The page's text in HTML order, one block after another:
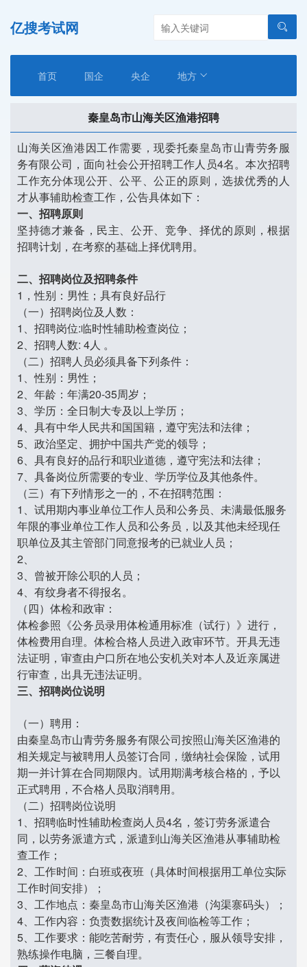
亿搜考试网
首页 国企 央企 地方
秦皇岛市山海关区渔港招聘
山海关区渔港因工作需要，现委托秦皇岛市山青劳务服
务有限公司，面向社会公开招聘工作人员4名。本次招聘
工作充分体现公开、公平、公正的原则，选拔优秀的人
才从事辅助检查工作，公告具体如下：
一、招聘原则
坚持德才兼备，民主、公开、竞争、择优的原则，根据
招聘计划，在考察的基础上择优聘用。
二、招聘岗位及招聘条件
1，性别：男性；具有良好品行
（一）招聘岗位及人数：
1、招聘岗位:临时性辅助检查岗位；
2、招聘人数: 4人 。
（二）招聘人员必须具备下列条件：
1、性别：男性；
2、年龄：年满20-35周岁；
3、学历：全日制大专及以上学历；
4、具有中华人民共和国国籍，遵守宪法和法律；
5、政治坚定、拥护中国共产党的领导；
6、具有良好的品行和职业道德，遵守宪法和法律；
7、具备岗位所需要的专业、学历学位及其他条件。
（三）有下列情形之一的，不在招聘范围：
1、试用期内事业单位工作人员和公务员、未满最低服务
年限的事业单位工作人员和公务员，以及其他未经现任
职单位及其主管部门同意报考的已就业人员；
2、
3、曾被开除公职的人员；
4、有纹身者不得报名。
（四）体检和政审：
体检参照《公务员录用体检通用标准（试行）》进行，
体检费用自理。体检合格人员进入政审环节。开具无违
法证明，审查由户口所在地公安机关对本人及近亲属进
行审查，出具无违法证明。
三、招聘岗位说明
（一）聘用：
由秦皇岛市山青劳务服务有限公司按照山海关区渔港的
相关规定与被聘用人员签订合同，缴纳社会保险，试用
期一并计算在合同期限内。试用期满考核合格的，予以
正式聘用，不合格人员取消聘用。
（二）招聘岗位说明
1、招聘临时性辅助检查岗人员4名，签订劳务派遣合
同，以劳务派遣方式，派遣到山海关区渔港从事辅助检
查工作；
2、工作时间：白班或夜班（具体时间根据用工单位实际
工作时间安排）；
3、工作地点：秦皇岛市山海关区渔港（沟渠寨码头）；
4、工作内容：负责数据统计及夜间临检等工作；
5、工作要求：能吃苦耐劳，有责任心，服从领导安排，
熟练操作电脑，三餐自理。